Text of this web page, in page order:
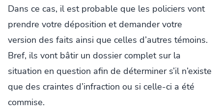
Dans ce cas, il est probable que les policiers vont
prendre votre déposition et demander votre
version des faits ainsi que celles d’autres témoins.
Bref, ils vont bâtir un dossier complet sur la
situation en question afin de déterminer s’il n’existe
que des craintes d’infraction ou si celle-ci a été
commise.